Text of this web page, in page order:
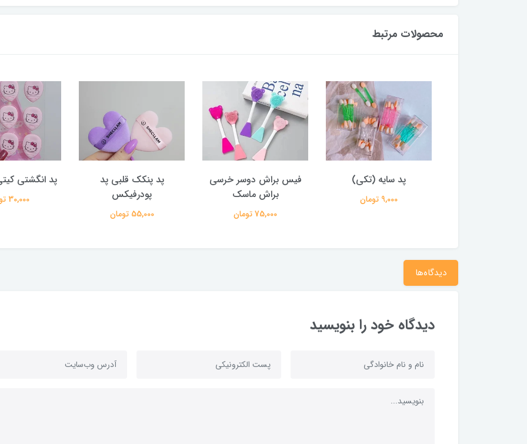
محصولات مرتبط
پد سایه (تکی)
9,000 تومان
فیس براش دوسر خرسی
براش ماسک
75,000 تومان
پد پنکک قلبی پد
پودرفیکس
55,000 تومان
پد انگشتی
30,000 تومان
دیدگاه‌ها
دیدگاه خود را بنویسید